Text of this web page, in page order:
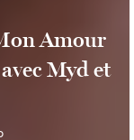
Amour
Myd et